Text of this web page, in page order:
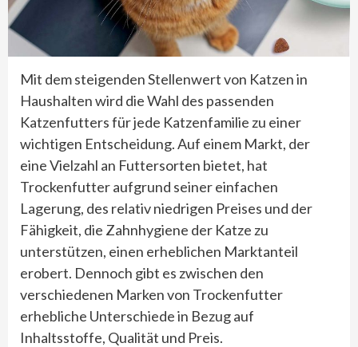
Mit dem steigenden Stellenwert von Katzen in
Haushalten wird die Wahl des passenden
Katzenfutters für jede Katzenfamilie zu einer
wichtigen Entscheidung. Auf einem Markt, der
eine Vielzahl an Futtersorten bietet, hat
Trockenfutter aufgrund seiner einfachen
Lagerung, des relativ niedrigen Preises und der
Fähigkeit, die Zahnhygiene der Katze zu
unterstützen, einen erheblichen Marktanteil
erobert. Dennoch gibt es zwischen den
verschiedenen Marken von Trockenfutter
erhebliche Unterschiede in Bezug auf
Inhaltsstoffe, Qualität und Preis.